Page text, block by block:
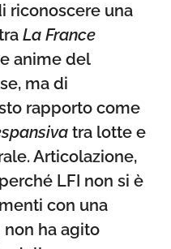
riconoscere una
La France
anime del
ma di
rapporto come
tra lotte e
Articolazione,
LFI non si è
con una
ha agito